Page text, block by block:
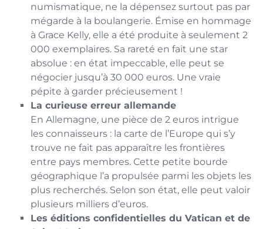
numismatique, ne la dépensez surtout pas par
mégarde à la boulangerie. Émise en hommage
à Grace Kelly, elle a été produite à seulement 2
000 exemplaires. Sa rareté en fait une star
absolue : en état impeccable, elle peut se
négocier jusqu’à 30 000 euros. Une vraie
pépite à garder précieusement !
La curieuse erreur allemande
En Allemagne, une pièce de 2 euros intrigue
les connaisseurs : la carte de l’Europe qui s’y
trouve ne fait pas apparaître les frontières
entre pays membres. Cette petite bourde
géographique l’a propulsée parmi les objets les
plus recherchés. Selon son état, elle peut valoir
plusieurs milliers d’euros.
Les éditions confidentielles du Vatican et de